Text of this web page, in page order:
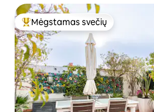
Svečių mėgstamiausias
Mėgstamas svečių